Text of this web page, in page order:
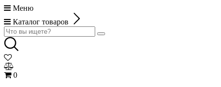
Меню
Каталог товаров
0